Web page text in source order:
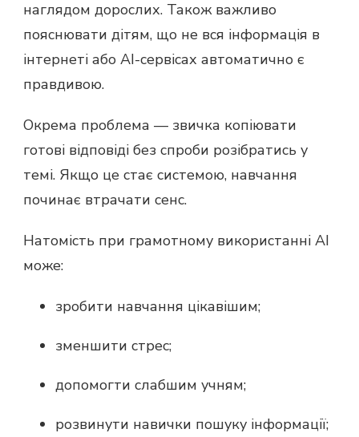
наглядом дорослих. Також важливо
пояснювати дітям, що не вся інформація в
інтернеті або AI-сервісах автоматично є
правдивою.
Окрема проблема — звичка копіювати
готові відповіді без спроби розібратись у
темі. Якщо це стає системою, навчання
починає втрачати сенс.
Натомість при грамотному використанні AI
може:
зробити навчання цікавішим;
зменшити стрес;
допомогти слабшим учням;
розвинути навички пошуку інформації;